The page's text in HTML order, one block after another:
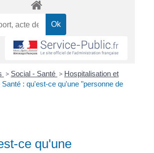
> Social - Santé > Hospitalisation et
Santé : qu'est-ce qu'une "personne de
ce qu'une